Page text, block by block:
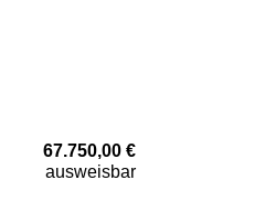
67.750,00 €
ausweisbar